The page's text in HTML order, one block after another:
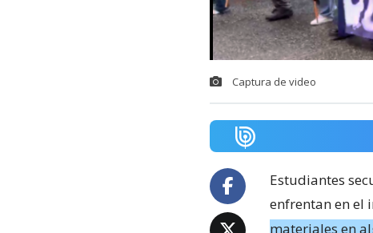
Captura de video
Estudiantes
enfrentan en el
materiales en